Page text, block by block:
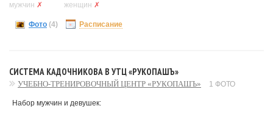
мужчин ✗ женщин ✗
Фото (4) Расписание
СИСТЕМА КАДОЧНИКОВА В УТЦ «РУКОПАШЪ»
УЧЕБНО-ТРЕНИРОВОЧНЫЙ ЦЕНТР «РУКОПАШЪ» 1 ФОТО
Набор мужчин и девушек: